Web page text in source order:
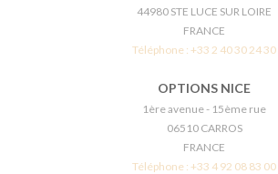
44980 STE LUCE SUR LOIRE
FRANCE
Téléphone : +33 2 40 30 24 30
OPTIONS NICE
1ère avenue - 15ème rue
06510 CARROS
FRANCE
Téléphone : +33 4 92 08 83 00